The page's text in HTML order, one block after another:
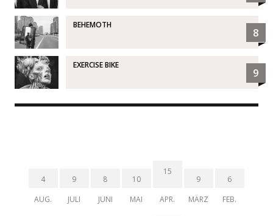
BEHEMOTH
8
EXERCISE BIKE
9
4
AUG.
9
JULI
8
JUNI
10
MAI
15
APR.
9
MÄRZ
6
FEB.